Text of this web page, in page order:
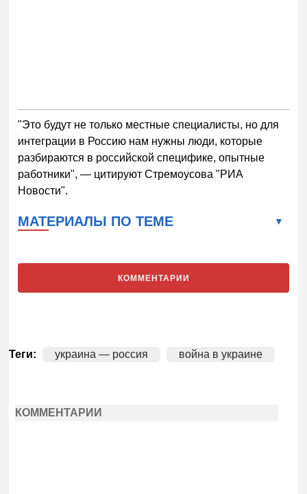
"Это будут не только местные специалисты, но для
интеграции в Россию нам нужны люди, которые
разбираются в российской специфике, опытные
работники", — цитируют Стремоусова "РИА
Новости".
МАТЕРИАЛЫ ПО ТЕМЕ
КОММЕНТАРИИ
Теги: украина — россия война в украине
КОММЕНТАРИИ